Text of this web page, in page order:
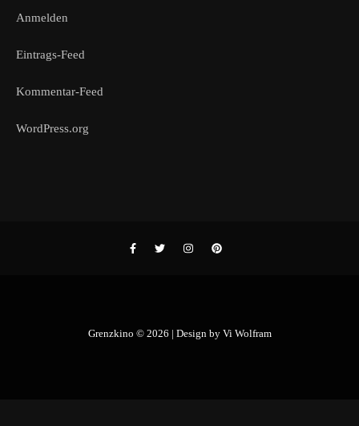
Anmelden
Eintrags-Feed
Kommentar-Feed
WordPress.org
Grenzkino © 2026 | Design by Vi Wolfram